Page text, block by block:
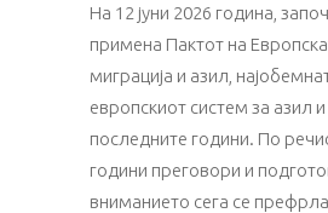
На 12 јуни 2026 година,
примена Пактот на
миграција и азил,
европскиот систем за азил
последните години. По
години преговори и
вниманието сега се